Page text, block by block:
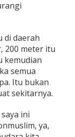
di daerah
200 meter itu
kemudian
semua
Itu bukan
sekitarnya.
ini
ya,